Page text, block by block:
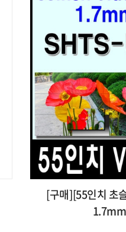
[구매][55인치 초